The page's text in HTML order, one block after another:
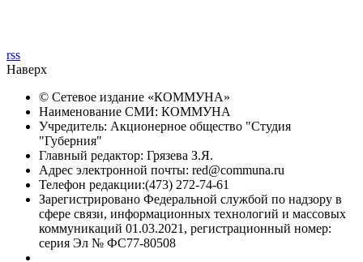
rss
Наверх
© Сетевое издание «КОММУНА»
Наименование СМИ: КОММУНА
Учредитель: Акционерное общество "Студия
"Губерния"
Главный редактор: Грязева З.Я.
Адрес электронной почты: red@communa.ru
Телефон редакции:(473) 272-74-61
Зарегистрировано Федеральной службой по надзору в
сфере связи, информационных технологий и массовых
коммуникаций 01.03.2021, регистрационный номер:
серия Эл № ФС77-80508